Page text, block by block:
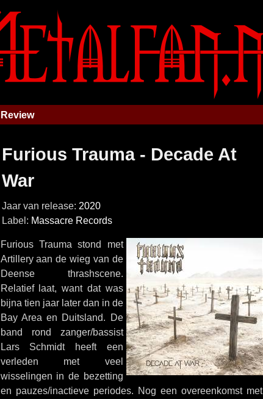
Review
Furious Trauma - Decade At
War
Jaar van release: 2020
Label: Massacre Records
Furious Trauma stond met
Artillery aan de wieg van de
Deense thrashscene.
Relatief laat, want dat was
bijna tien jaar later dan in de
Bay Area en Duitsland. De
band rond zanger/bassist
Lars Schmidt heeft een
verleden met veel
wisselingen in de bezetting
en pauzes/inactieve periodes. Nog een overeenkomst met